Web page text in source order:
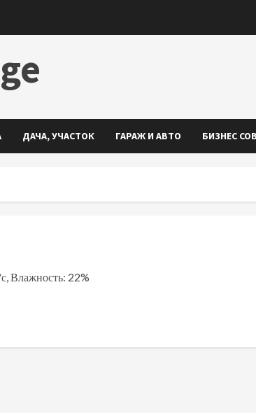
ДАЧА, УЧАСТОК ГАРАЖ И АВТО БИЗНЕС
Влажность: 22%